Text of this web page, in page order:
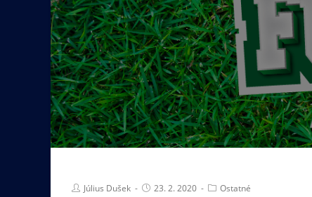
Július Dušek 23. 2. 2020 Ostatné